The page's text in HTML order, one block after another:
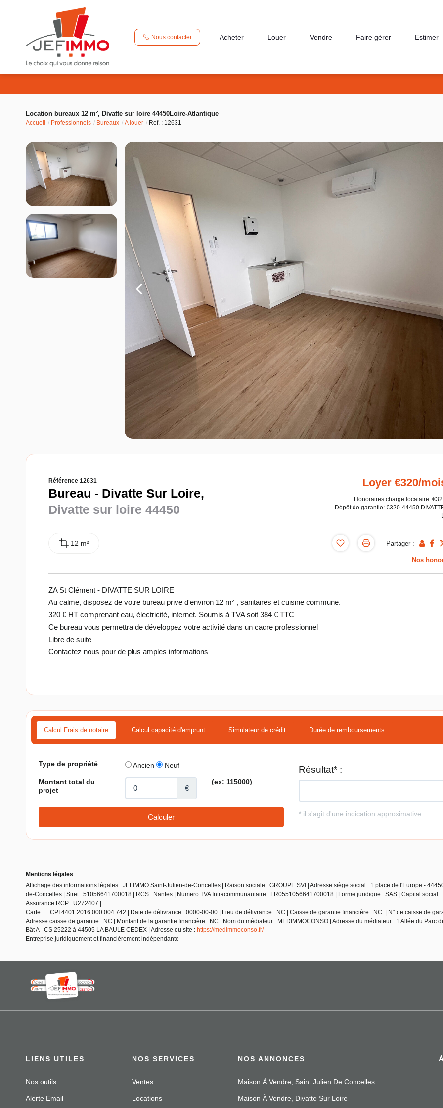
Nous contacter Acheter Louer Vendre Faire gérer Estimer
Location bureaux 12 m², Divatte sur loire 44450Loire-Atlantique
Accueil Professionnels Bureaux A louer Ref. : 12631
Référence 12631
Bureau - Divatte Sur Loire,
Divatte sur loire 44450
12 m²
Loyer €320/
Honoraires charge locataire:
Dépôt de garantie: €320 44450
Partager :
Nos
ZA St Clément - DIVATTE SUR LOIRE
Au calme, disposez de votre bureau privé d'environ 12 m² , sanitaires et cuisine commune.
320 € HT comprenant eau, électricité, internet. Soumis à TVA soit 384 € TTC
Ce bureau vous permettra de développez votre activité dans un cadre professionnel
Libre de suite
Contactez nous pour de plus amples informations
Calcul Frais de notaire Calcul capacité d'emprunt Simulateur de crédit Durée de remboursements
Mentions légales
Affichage des informations légales : JEFIMMO Saint-Julien-de-Concelles | Raison sociale : GROUPE SVI | Adresse siège social : 1 place de l'Europe -
de-Concelles | Siret : 51056641700018 | RCS : Nantes | Numero TVA Intracommunautaire : FR0551056641700018 | Forme juridique : SAS | Capital social :
Assurance RCP : U272407 |
Carte T : CPI 4401 2016 000 004 742 | Date de délivrance : 0000-00-00 | Lieu de délivrance : NC | Caisse de garantie financière : NC. | N° de caisse de
Adresse caisse de garantie : NC | Montant de la garantie financière : NC | Nom du médiateur : MEDIMMOCONSO | Adresse du médiateur : 1 Allée du Parc
Bât A - CS 25222 à 44505 LA BAULE CEDEX | Adresse du site : https://medimmoconso.fr/|
Entreprise juridiquement et financièrement indépendante
LIENS UTILES
Nos outils
Alerte Email
NOS SERVICES
Ventes
Locations
NOS ANNONCES
Maison À Vendre, Saint Julien De Concelles
Maison À Vendre, Divatte Sur Loire